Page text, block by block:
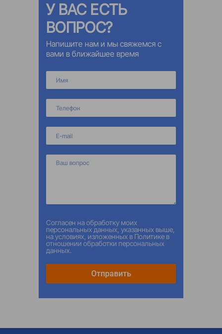
У ВАС ЕСТЬ
ВОПРОС?
Напишите нам и мы свяжемся с
вами в ближайшее время
Согласен на обработку моих
персональных данных, указанных выше,
на условиях, изложенных в Политике в
отношении обработки персональных
данных.
Отправить